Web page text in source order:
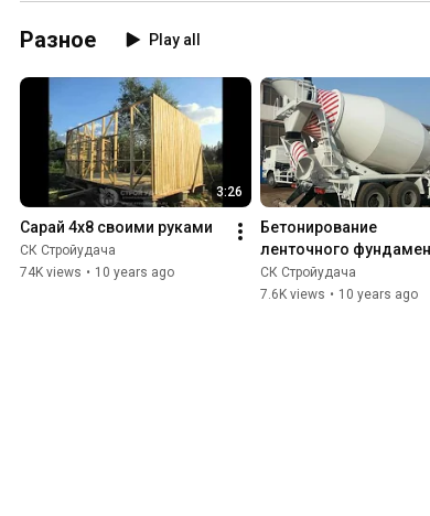
Разное Play all
3:26
Сарай 4х8 своими руками
СК Стройудача
74K views • 10 years ago
Бетонирование
ленточного
автомиксером
СК Стройудача
7.6K views • 10 years ago